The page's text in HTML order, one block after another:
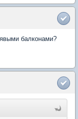
балконами?